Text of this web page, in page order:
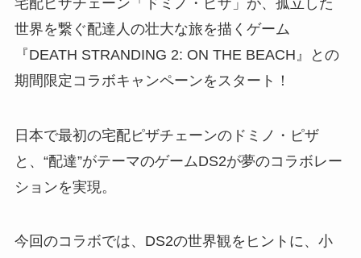
世界を繋ぐ配達人の壮大な旅を描くゲーム
『DEATH STRANDING 2: ON THE BEACH』との
期間限定コラボキャンペーンをスタート！
日本で最初の宅配ピザチェーンのドミノ・ピザ
と、“配達”がテーマのゲームDS2が夢のコラボレー
ションを実現。
今回のコラボでは、DS2の世界観をヒントに、小